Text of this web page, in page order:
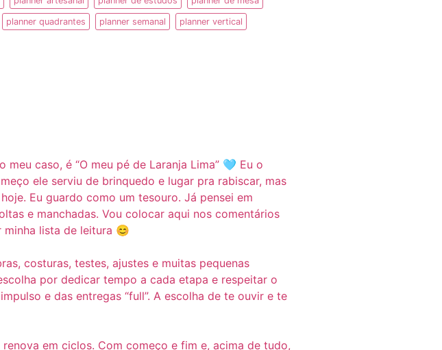
planner quadrantes planner semanal planner vertical